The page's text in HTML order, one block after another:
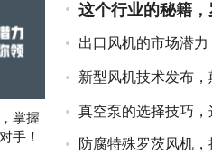
掌握
手！
这个行业的秘籍
处？
出口风机的市场潜
新型风机技术发布
真空泵的选择技巧
防腐特殊罗茨风机